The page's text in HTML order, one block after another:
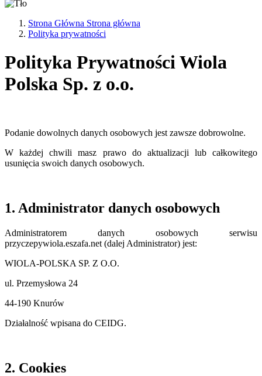
Strona Główna Strona główna
Polityka prywatności
Polityka Prywatności Wiola
Polska Sp. z o.o.
Podanie dowolnych danych osobowych jest zawsze dobrowolne.
W każdej chwili masz prawo do aktualizacji lub całkowitego
usunięcia swoich danych osobowych.
1. Administrator danych osobowych
Administratorem danych osobowych serwisu
przyczepywiola.eszafa.net (dalej Administrator) jest:
WIOLA-POLSKA SP. Z O.O.
ul. Przemysłowa 24
44-190 Knurów
Działalność wpisana do CEIDG.
2. Cookies